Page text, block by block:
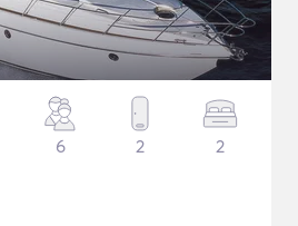
6 2 2